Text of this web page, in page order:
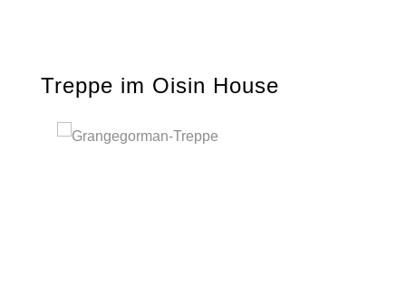
Treppe im Oisin House